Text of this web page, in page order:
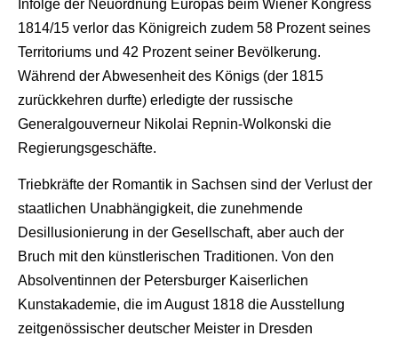
Infolge der Neuordnung Europas beim Wiener Kongress
1814/15 verlor das Königreich zudem 58 Prozent seines
Territoriums und 42 Prozent seiner Bevölkerung.
Während der Abwesenheit des Königs (der 1815
zurückkehren durfte) erledigte der russische
Generalgouverneur Nikolai Repnin-Wolkonski die
Regierungsgeschäfte.
Triebkräfte der Romantik in Sachsen sind der Verlust der
staatlichen Unabhängigkeit, die zunehmende
Desillusionierung in der Gesellschaft, aber auch der
Bruch mit den künstlerischen Traditionen. Von den
Absolventinnen der Petersburger Kaiserlichen
Kunstakademie, die im August 1818 die Ausstellung
zeitgenössischer deutscher Meister in Dresden